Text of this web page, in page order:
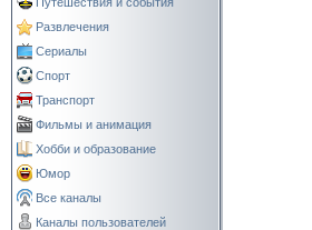
Развлечения
Сериалы
Спорт
Транспорт
Фильмы и анимация
Хобби и образование
Юмор
Все каналы
Каналы пользователей